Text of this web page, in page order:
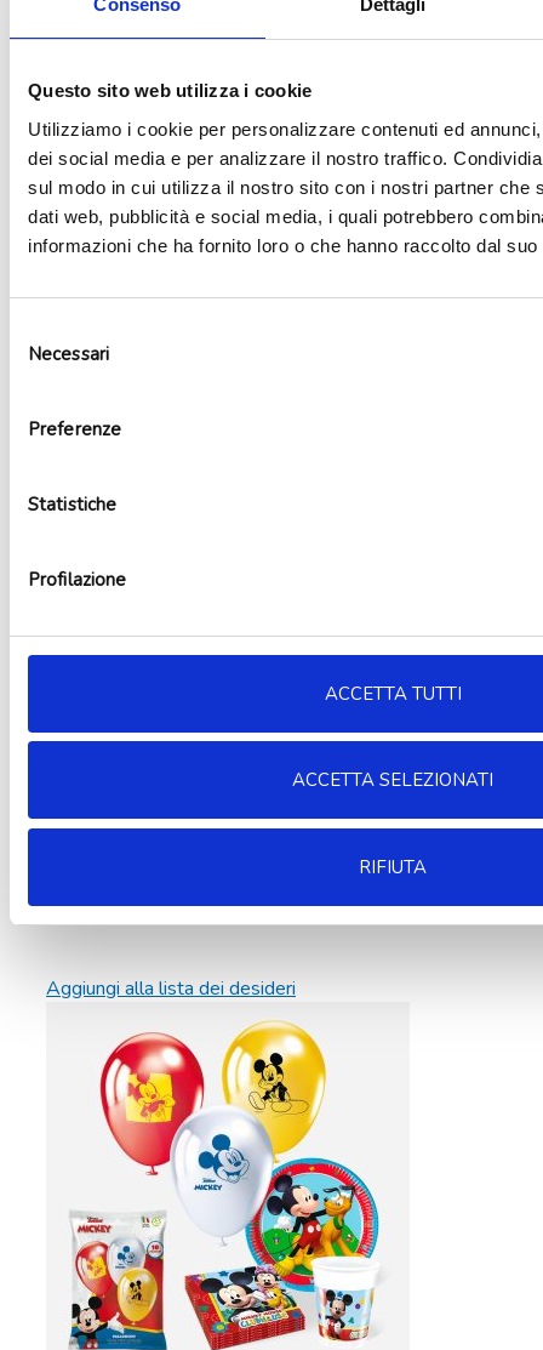
Consenso Dettagli
Questo sito web utilizza i cookie
Utilizziamo i cookie per personalizzare contenuti ed
dei social media e per analizzare il nostro traffico.
sul modo in cui utilizza il nostro sito con i nostri partner che
dati web, pubblicità e social media, i quali potrebbero
informazioni che ha fornito loro o che hanno raccolto dal
delNecessari
Preferenze
Statistiche
Profilazione
ACCETTA TUTTI
ACCETTA SELEZIONATI
RIFIUTA
Aggiungi al carrello
Aggiungi alla lista dei desideri